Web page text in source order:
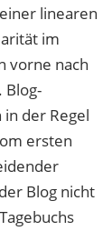
linearen
im
vorne nach
Blog-
in der Regel
ersten
Blog nicht